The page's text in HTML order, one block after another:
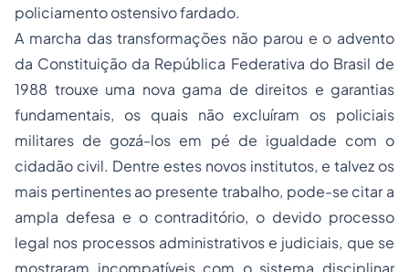
policiamento ostensivo fardado.
A marcha das transformações não parou e o advento
da Constituição da República Federativa do Brasil de
1988 trouxe uma nova gama de direitos e garantias
fundamentais, os quais não excluíram os policiais
militares de gozá-los em pé de igualdade com o
cidadão civil. Dentre estes novos institutos, e talvez os
mais pertinentes ao presente trabalho, pode-se citar a
ampla defesa e o contraditório, o devido processo
legal nos processos administrativos e judiciais, que se
mostraram incompatíveis com o sistema disciplinar